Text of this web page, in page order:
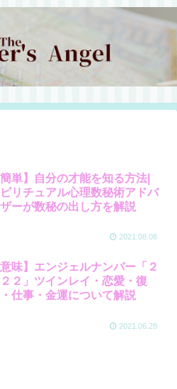
簡単】自分の才能を知る方法|
リチュアル心理数秘術アドバ
ーが数秘の出し方を解説
2021.08.08
意味】エンジェルナンバー「２
２２」ツインレイ・恋愛・復
仕事・金運について解説
2021.06.28